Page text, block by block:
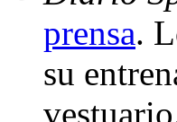
prensa.
su